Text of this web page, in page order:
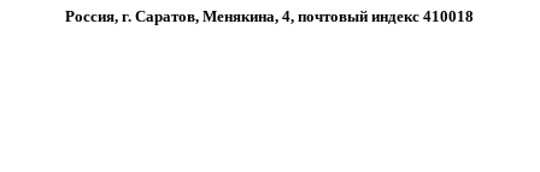
Россия, г. Саратов, Менякина, 4, почтовый индекс 410018